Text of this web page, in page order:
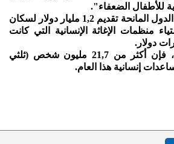
للأطفال الضعفاء".
في نهاية شباط تعهدت الدول المانحة تقديم 1,2 مليار دولار لسكان
منظمات الإغاثة الإنسانية التي كانت
وحسب الأمم المتحدة، فإن أكثر من 21,7 مليون شخص (ثلثي
إنسانية هذا العام.